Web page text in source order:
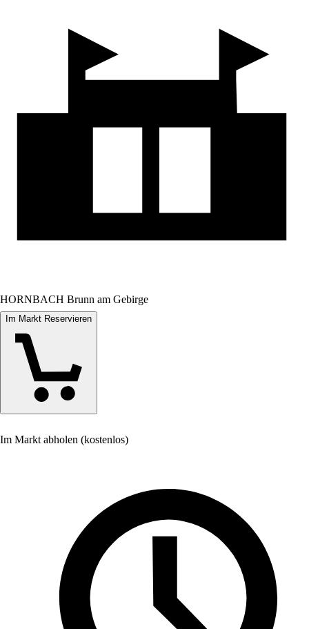
HORNBACH Brunn am Gebirge
Im Markt Reservieren
Im Markt abholen (kostenlos)